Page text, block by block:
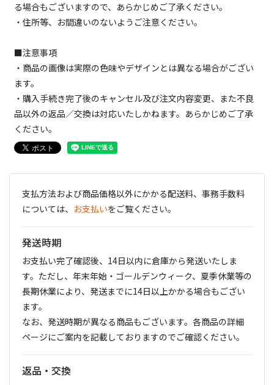
る場合もございますので、あらかじめご了承ください。
・住所等、お間違いのないようご注意ください。
■注意事項
・商品の画像は実際の色味やデザインとは異なる場合がござい
ます。
・購入手続き完了後のキャンセル及び注文内容変更、また不良
品以外の返品／交換は対応いたしかねます。あらかじめご了承
ください。
支払方法および商品価格以外にかかる配送料、事務手数料
については、 お支払いをご覧ください。
発送時期
お支払い完了確認後、14日以内に倉庫から発送いたしま
す。ただし、年末年始・ゴールデンウィーク、夏季休業等の
長期休業により、発送までに14日以上かかる場合もござい
ます。
なお、発送時期が異なる商品もございます。各商品の詳細
ページにご案内を記載しておりますのでご確認ください。
返品・交換